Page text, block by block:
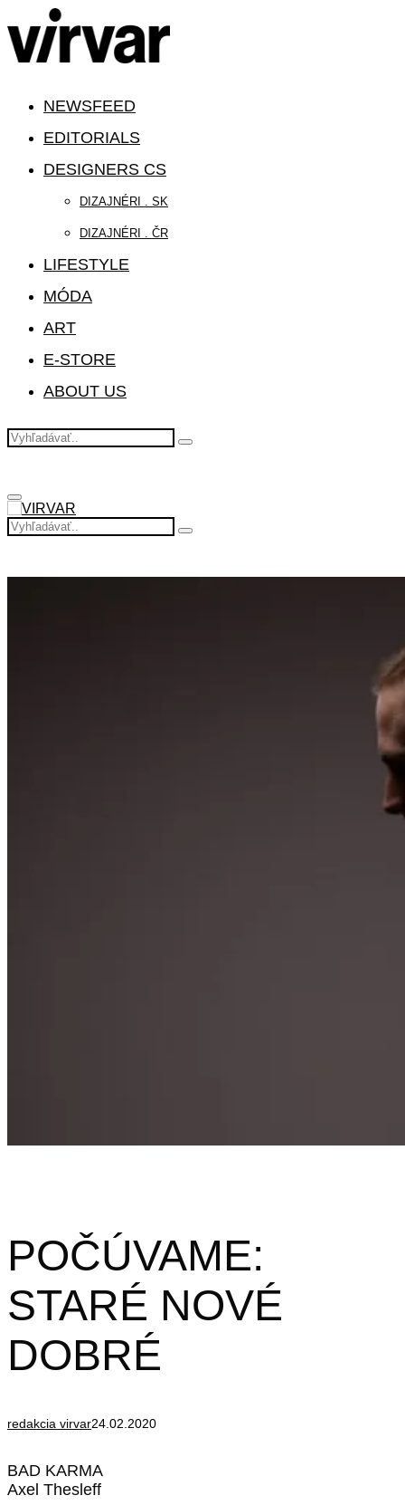
NEWSFEED
EDITORIALS
DESIGNERS CS
DIZAJNÉRI . SK
DIZAJNÉRI . ČR
LIFESTYLE
MÓDA
ART
E-STORE
ABOUT US
Search
Search
Primary
Menu
Search
for:
Search
POČÚVAME:
STARÉ NOVÉ
DOBRÉ
redakcia virvar24.02.2020
BAD KARMA
Axel Thesleff